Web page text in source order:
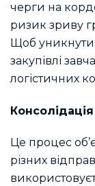
черги на
ризик зриву
Щоб уникнути
закупівлі
логістичних
Консолідація
Це процес
різних